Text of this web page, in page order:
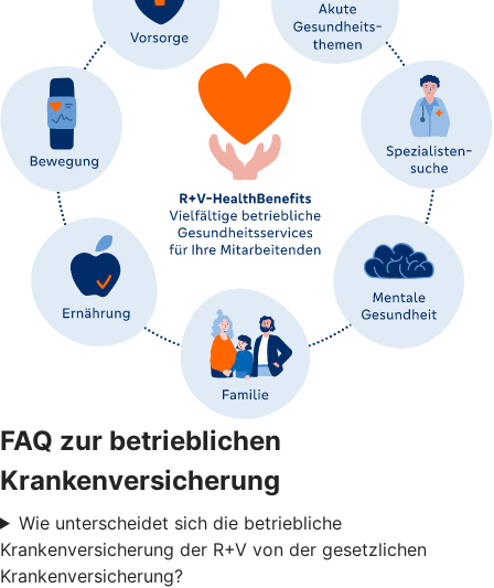
FAQ zur betrieblichen
Krankenversicherung
Wie unterscheidet sich die betriebliche
Krankenversicherung der R+V von der gesetzlichen
Krankenversicherung?